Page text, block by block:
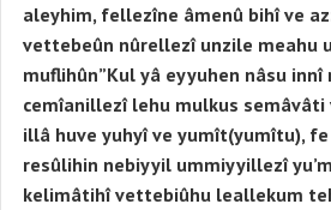
aleyhim, fellezîne âmenû bihî ve
vettebeûn nûrellezî unzile meahu
muflihûn”Kul yâ eyyuhen nâsu
cemîanillezî lehu mulkus semâvâti
illâ huve yuhyî ve yumît(yumîtu),
resûlihin nebiyyil ummiyyillezî
kelimâtihî vettebiûhu leallekum